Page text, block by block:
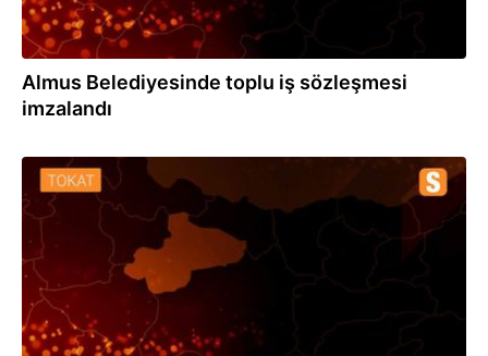
Almus Belediyesinde toplu iş sözleşmesi
imzalandı
28.12.2020